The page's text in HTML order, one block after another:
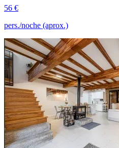
56 €
pers./noche (aprox.)